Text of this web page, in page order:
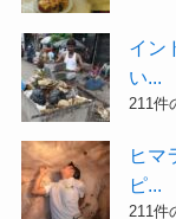
イン
い...
211件
ヒマ
ピ...
211件